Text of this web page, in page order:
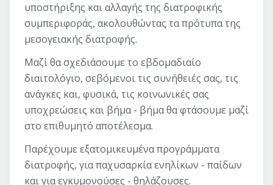
υποστήριξης και αλλαγής της διατροφικής
συμπεριφοράς, ακολουθώντας τα πρότυπα της
μεσογειακής διατροφής.
Μαζί θα σχεδιάσουμε το εβδομαδιαίο
διαιτολόγιο, σεβόμενοι τις συνήθειές σας, τις
ανάγκες και, φυσικά, τις κοινωνικές σας
υποχρεώσεις και βήμα - βήμα θα φτάσουμε μαζί
στο επιθυμητό αποτέλεσμα.
Παρέχουμε εξατομικευμένα προγράμματα
διατροφής, για παχυσαρκία ενηλίκων - παίδων
και για εγκυμονούσες - θηλάζουσες.